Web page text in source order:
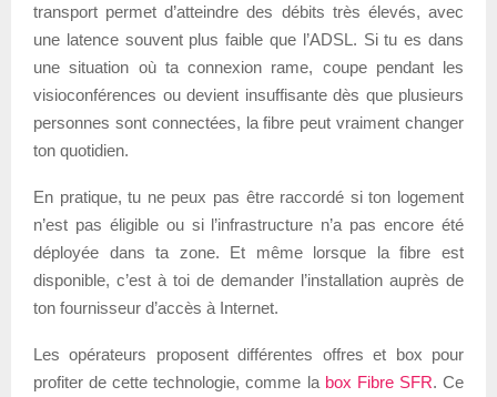
transport permet d’atteindre des débits très élevés, avec
une latence souvent plus faible que l’ADSL. Si tu es dans
une situation où ta connexion rame, coupe pendant les
visioconférences ou devient insuffisante dès que plusieurs
personnes sont connectées, la fibre peut vraiment changer
ton quotidien.
En pratique, tu ne peux pas être raccordé si ton logement
n’est pas éligible ou si l’infrastructure n’a pas encore été
déployée dans ta zone. Et même lorsque la fibre est
disponible, c’est à toi de demander l’installation auprès de
ton fournisseur d’accès à Internet.
Les opérateurs proposent différentes offres et box pour
profiter de cette technologie, comme la box Fibre SFR. Ce